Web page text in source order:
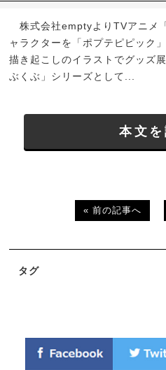
株式会社emptyよりTVアニメ
ャラクターを「ポプテピピック
描き起こしのイラストでグッズ
ぶくぶ」シリーズとして...
本文を
« 前の記事へ
タグ